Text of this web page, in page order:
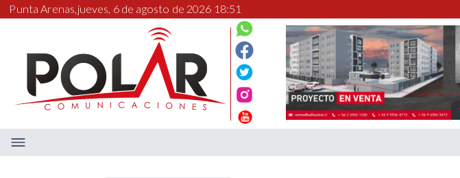
Punta Arenas,jueves, 6 de agosto de 2026 18:51